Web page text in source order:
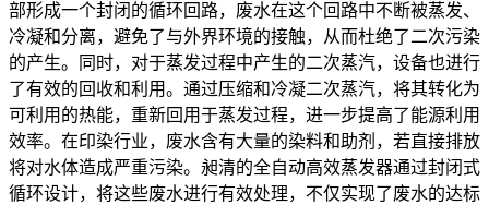
部形成一个封闭的循环回路，废水在这个回路中不断被蒸发、
冷凝和分离，避免了与外界环境的接触，从而杜绝了二次污染
的产生。同时，对于蒸发过程中产生的二次蒸汽，设备也进行
了有效的回收和利用。通过压缩和冷凝二次蒸汽，将其转化为
可利用的热能，重新回用于蒸发过程，进一步提高了能源利用
效率。在印染行业，废水含有大量的染料和助剂，若直接排放
将对水体造成严重污染。昶清的全自动高效蒸发器通过封闭式
循环设计，将这些废水进行有效处理，不仅实现了废水的达标